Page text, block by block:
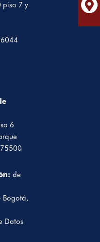
piso 7 y
6
de
Bogotá,
Datos